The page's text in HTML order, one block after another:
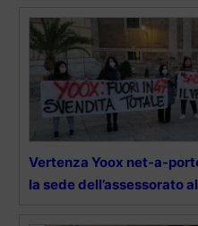
Vertenza Yoox net-a-
la sede dell’assessorato